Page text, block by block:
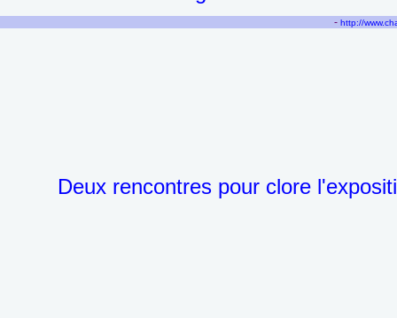
- http://
Deux rencontres pour clore